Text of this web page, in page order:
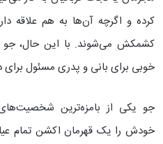
کرده و اگرچه آن‌ها به هم علاقه
کشمکش می‌شوند. با این حال، جو
خوبی برای بانی و پدری مسئول برای
جو یکی از بامزه‌ترین
خودش را یک قهرمان اکشن تمام‌